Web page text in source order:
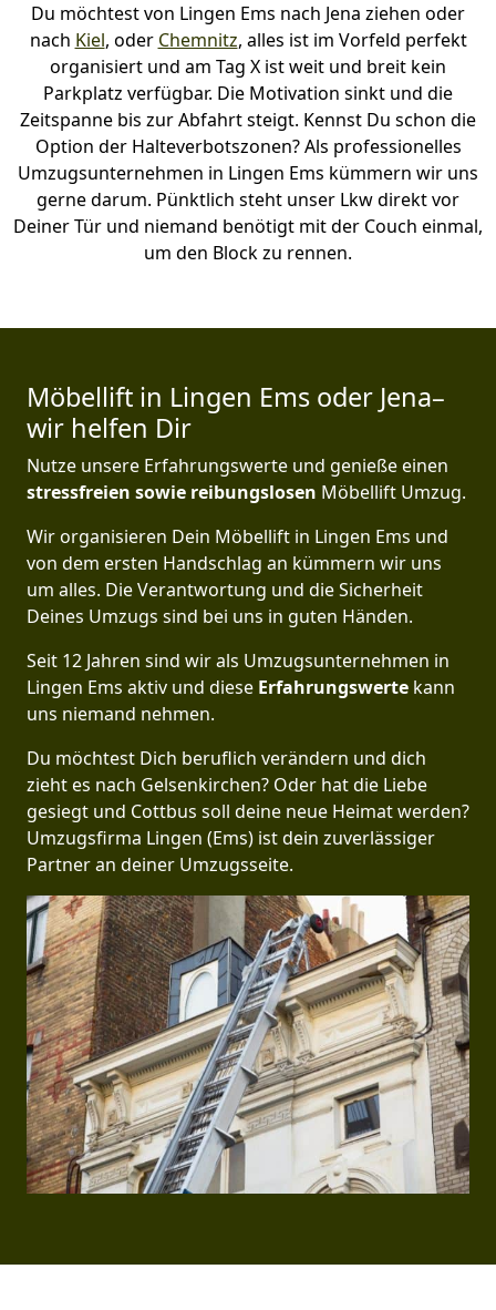
Du möchtest von Lingen Ems nach Jena ziehen oder
nach Kiel, oder Chemnitz, alles ist im Vorfeld perfekt
organisiert und am Tag X ist weit und breit kein
Parkplatz verfügbar. Die Motivation sinkt und die
Zeitspanne bis zur Abfahrt steigt. Kennst Du schon die
Option der Halteverbotszonen? Als professionelles
Umzugsunternehmen in Lingen Ems kümmern wir uns
gerne darum. Pünktlich steht unser Lkw direkt vor
Deiner Tür und niemand benötigt mit der Couch einmal,
um den Block zu rennen.
Möbellift in Lingen Ems oder Jena–
wir helfen Dir
Nutze unsere Erfahrungswerte und genieße einen
stressfreien sowie reibungslosen Möbellift Umzug.
Wir organisieren Dein Möbellift in Lingen Ems und
von dem ersten Handschlag an kümmern wir uns
um alles. Die Verantwortung und die Sicherheit
Deines Umzugs sind bei uns in guten Händen.
Seit 12 Jahren sind wir als Umzugsunternehmen in
Lingen Ems aktiv und diese Erfahrungswerte kann
uns niemand nehmen.
Du möchtest Dich beruflich verändern und dich
zieht es nach Gelsenkirchen? Oder hat die Liebe
gesiegt und Cottbus soll deine neue Heimat werden?
Umzugsfirma Lingen (Ems) ist dein zuverlässiger
Partner an deiner Umzugsseite.